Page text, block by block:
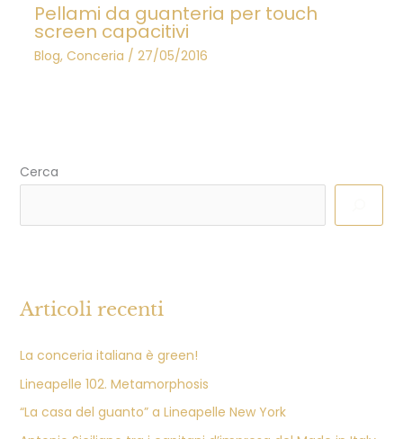
Pellami da guanteria per touch
screen capacitivi
Blog, Conceria / 27/05/2016
Cerca
Articoli recenti
La conceria italiana è green!
Lineapelle 102. Metamorphosis
“La casa del guanto” a Lineapelle New York